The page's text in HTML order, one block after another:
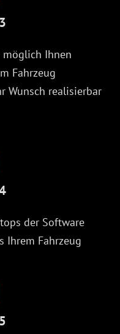
möglich Ihnen
Fahrzeug
Wunsch realisierbar
der Software
Ihrem Fahrzeug